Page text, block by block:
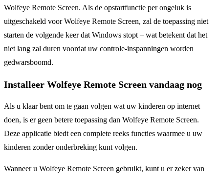
Wolfeye Remote Screen. Als de opstartfunctie per ongeluk is
uitgeschakeld voor Wolfeye Remote Screen, zal de toepassing niet
starten de volgende keer dat Windows stopt – wat betekent dat het
niet lang zal duren voordat uw controle-inspanningen worden
gedwarsboomd.
Installeer Wolfeye Remote Screen vandaag nog
Als u klaar bent om te gaan volgen wat uw kinderen op internet
doen, is er geen betere toepassing dan Wolfeye Remote Screen.
Deze applicatie biedt een complete reeks functies waarmee u uw
kinderen zonder onderbreking kunt volgen.
Wanneer u Wolfeye Remote Screen gebruikt, kunt u er zeker van